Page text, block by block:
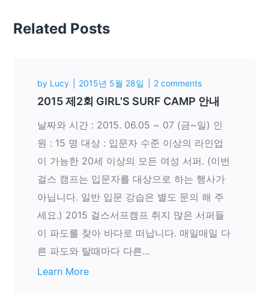
Related Posts
by Lucy 2015년 5월 28일 2 comments
2015 제2회 GIRL’S SURF CAMP 안내
날짜와 시간 : 2015. 06.05 ~ 07 (금~일) 인
원 : 15 명 대상 : 입문자 수준 이상의 라인업
이 가능한 20세 이상의 모든 여성 서퍼. (이번
걸스 캠프는 입문자를 대상으로 하는 행사가
아닙니다. 일반 입문 강습은 별도 문의 해 주
세요.) 2015 걸스서프캠프 취지 많은 서퍼들
이 파도를 찾아 바다로 떠납니다. 매일매일 다
른 파도와 탈때마다 다른...
Learn More